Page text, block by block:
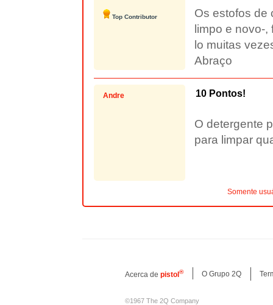
Top Contributor
Os estofos de
limpo e novo-
lo muitas
Abraço
Andre 10 Pontos!
O detergente
para limpar
Somente
Acerca de pistol® O Grupo 2Q
©1967 The 2Q Company